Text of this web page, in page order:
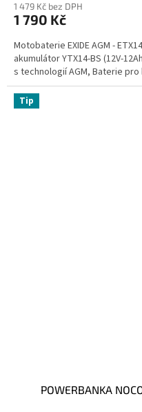
1 479 Kč bez DPH
1 790 Kč
Motobaterie EXIDE AGM -
akumulátor YTX14-BS (12V-
s technologií AGM, Baterie
Tip
POWERBANKA